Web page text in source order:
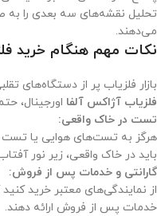
تحلیل نقشه‌های سه بعدی را به
می‌دهند.
نکات مهم هنگام خرید
بازار فلزیاب پر از دستگاه‌های
فلزیاب آژاکس آلفا اورجینال،
تست در خاک واقعی:
هرگز به تست‌های هوایی یا تست
باید در خاک واقعی، زیر نور
گارانتی و خدمات پس از فروش:
خدمات پس از فروش ارائه دهند.